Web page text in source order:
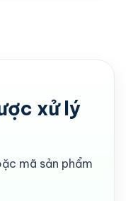
xử lý
mã sản phẩm